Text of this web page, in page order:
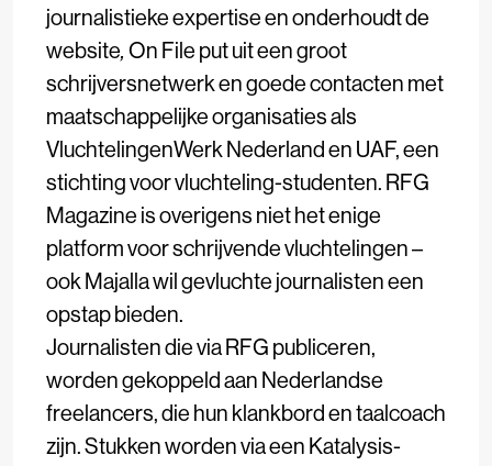
journalistieke expertise en onderhoudt de
website, On File put uit een groot
schrijversnetwerk en goede contacten met
maatschappelijke organisaties als
VluchtelingenWerk Nederland en UAF, een
stichting voor vluchteling-studenten. RFG
Magazine is overigens niet het enige
platform voor schrijvende vluchtelingen –
ookMajallawil gevluchte journalisten een
opstap bieden.
Journalisten die via RFG publiceren,
worden gekoppeld aan Nederlandse
freelancers, die hun klankbord en taalcoach
zijn. Stukken worden via een Katalysis-